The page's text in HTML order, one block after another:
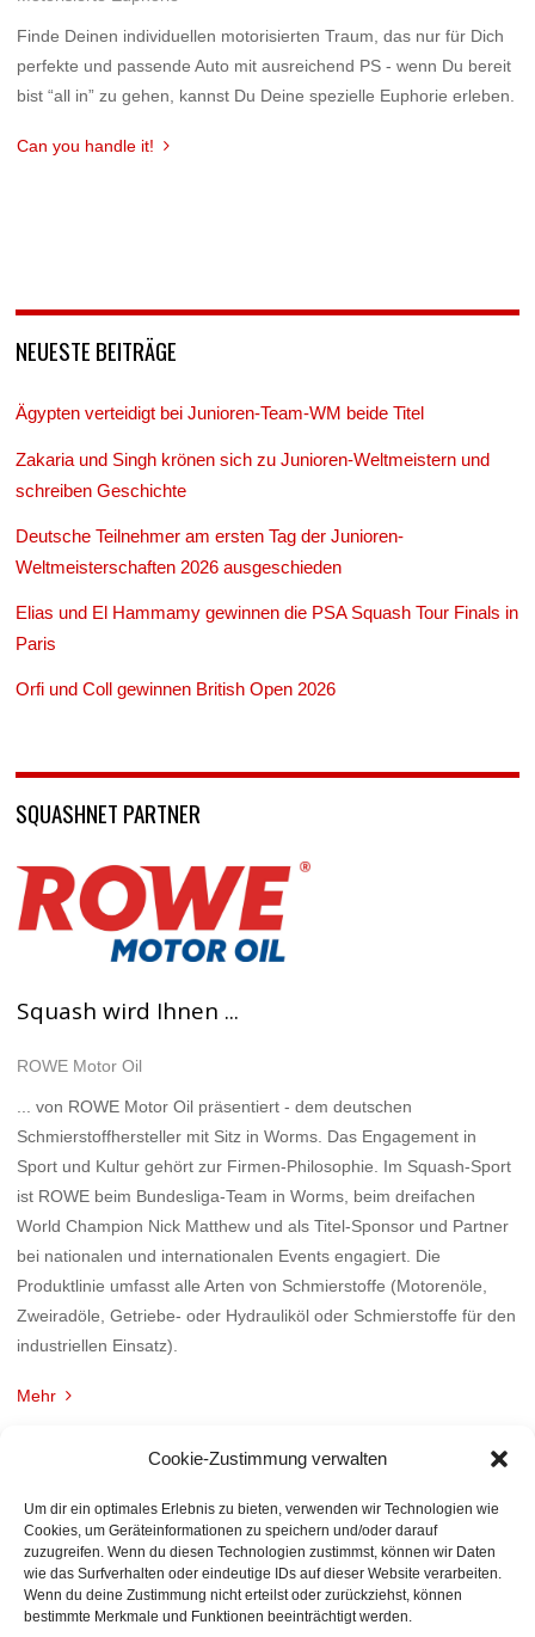
Cookie-Zustimmung verwalten
Um dir ein optimales Erlebnis zu bieten, verwenden wir Technologien wie
Cookies, um Geräteinformationen zu speichern und/oder darauf
zuzugreifen. Wenn du diesen Technologien zustimmst, können wir Daten
wie das Surfverhalten oder eindeutige IDs auf dieser Website verarbeiten.
Wenn du deine Zustimmung nicht erteilst oder zurückziehst, können
bestimmte Merkmale und Funktionen beeinträchtigt werden.
Finde Deinen individuellen motorisierten Traum, das nur für Dich
perfekte und passende Auto mit ausreichend PS - wenn Du bereit
bist “all in” zu gehen, kannst Du Deine spezielle Euphorie erleben.
Can you handle it!
NEUESTE BEITRÄGE
Ägypten verteidigt bei Junioren-Team-WM beide Titel
Zakaria und Singh krönen sich zu Junioren-Weltmeistern und
schreiben Geschichte
Deutsche Teilnehmer am ersten Tag der Junioren-
Weltmeisterschaften 2026 ausgeschieden
Elias und El Hammamy gewinnen die PSA Squash Tour Finals in
Paris
Orfi und Coll gewinnen British Open 2026
SQUASHNET PARTNER
Squash wird Ihnen ...
ROWE Motor Oil
... von ROWE Motor Oil präsentiert - dem deutschen
Schmierstoffhersteller mit Sitz in Worms. Das Engagement in
Sport und Kultur gehört zur Firmen-Philosophie. Im Squash-Sport
ist ROWE beim Bundesliga-Team in Worms, beim dreifachen
World Champion Nick Matthew und als Titel-Sponsor und Partner
bei nationalen und internationalen Events engagiert. Die
Produktlinie umfasst alle Arten von Schmierstoffe (Motorenöle,
Zweiradöle, Getriebe- oder Hydrauliköl oder Schmierstoffe für den
industriellen Einsatz).
Mehr